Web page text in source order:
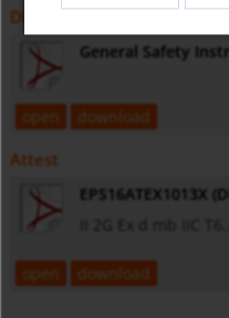
Diversen
General Safety
open download
Attest
EPS16ATEX1013X
open download